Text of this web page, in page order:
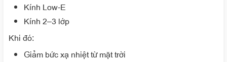
Kính Low-E
Kính 2–3 lớp
Khi đó:
Giảm bức xạ nhiệt từ mặt trời